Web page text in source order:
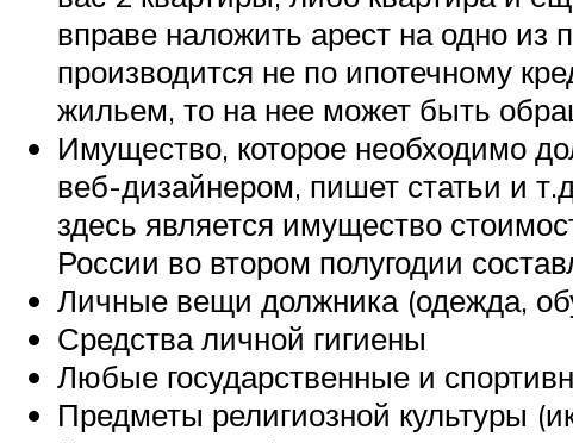
вправе наложить арест на одно из
производится не по ипотечному
жильем, то на нее может быть
Имущество, которое необходимо
веб-дизайнером, пишет статьи и
здесь является имущество
России во втором полугодии
Личные вещи должника (одежда,
Средства личной гигиены
Любые государственные и
Предметы религиозной культуры